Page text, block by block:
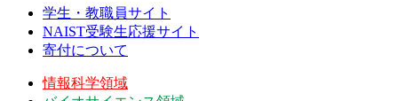
学生・教職員サイト
NAIST受験生応援サイト
寄付について
情報科学領域